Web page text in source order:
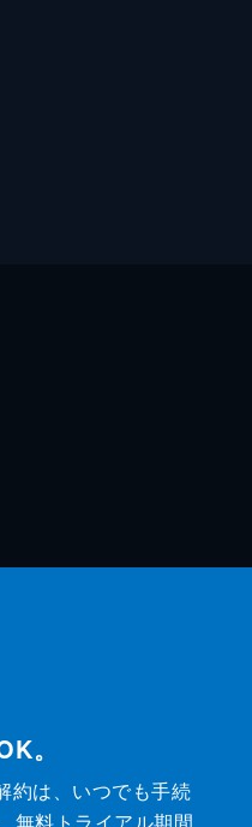
。
約は、いつでも手続